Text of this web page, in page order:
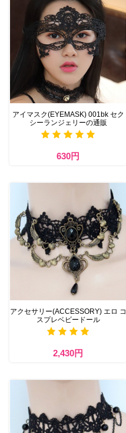
アイマスク(EYEMASK) 001bk セク
シーランジェリーの通販
630円
アクセサリー(ACCESSORY) エロ コ
スプレベビードール
2,430円